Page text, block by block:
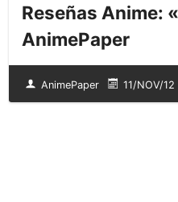
Reseñas Anime:
AnimePaper
AnimePaper 11/NOV/12